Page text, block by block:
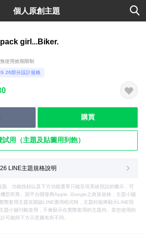
個人原創主題
girl...Biker.
使用效期限制
26部分設計規格
購買
試用（主題及貼圖用到飽）
LINE主題規格說明
、功能按鈕以及下方功能選單只能呈現系統預設的圖示，可
型而異。因平台開發商Apple, Google之政策規格，主題小舖
際套用主題並開啟LINE應用程式時，主題封面將顯示LINE預
題小舖刊載使用，不會顯示在實際套用的主題內。若您使用的
可能與下方示意圖有所不同。